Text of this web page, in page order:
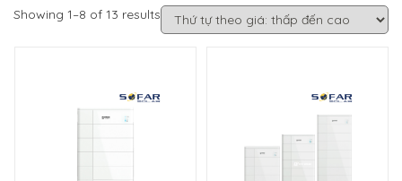
Showing 1–8 of 13 results